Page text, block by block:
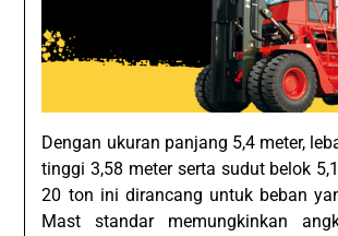
Dengan ukuran panjang 5,4 meter,
tinggi 3,58 meter serta sudut belok
20 ton ini dirancang untuk beban
Mast standar memungkinkan